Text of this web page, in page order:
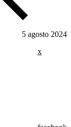
5 agosto 2024
x